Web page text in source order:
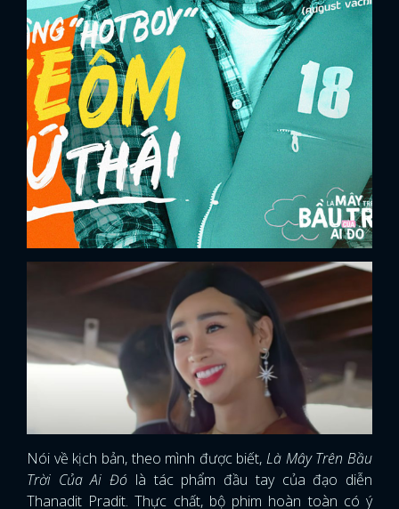
Nói về kịch bản, theo mình được biết,Là Mây Trên Bầu
Trời Của Ai Đó là tác phẩm đầu tay của đạo diễn
Thanadit Pradit. Thực chất, bộ phim hoàn toàn có ý